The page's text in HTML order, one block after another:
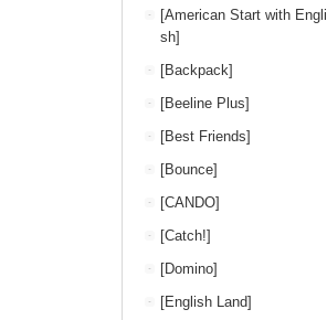
[American Start with Engli
sh]
[Backpack]
[Beeline Plus]
[Best Friends]
[Bounce]
[CANDO]
[Catch!]
[Domino]
[English Land]